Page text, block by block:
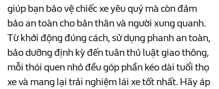
giúp bạn bảo vệ chiếc xe yêu quý mà còn đảm
bảo an toàn cho bản thân và người xung quanh.
Từ khởi động đúng cách, sử dụng phanh an toàn,
bảo dưỡng định kỳ đến tuân thủ luật giao thông,
mỗi thói quen nhỏ đều góp phần kéo dài tuổi thọ
xe và mang lại trải nghiệm lái xe tốt nhất. Hãy áp